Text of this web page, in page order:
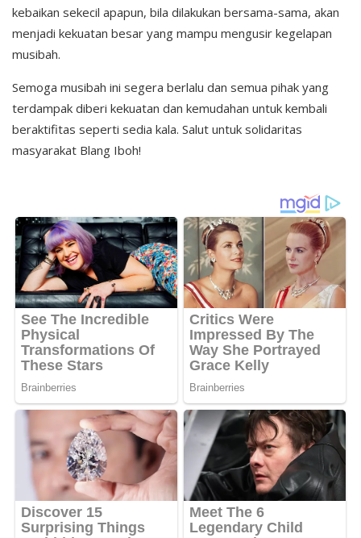
kebaikan sekecil apapun, bila dilakukan bersama-sama, akan
menjadi kekuatan besar yang mampu mengusir kegelapan
musibah.
Semoga musibah ini segera berlalu dan semua pihak yang
terdampak diberi kekuatan dan kemudahan untuk kembali
beraktifitas seperti sedia kala. Salut untuk solidaritas
masyarakat Blang Iboh!